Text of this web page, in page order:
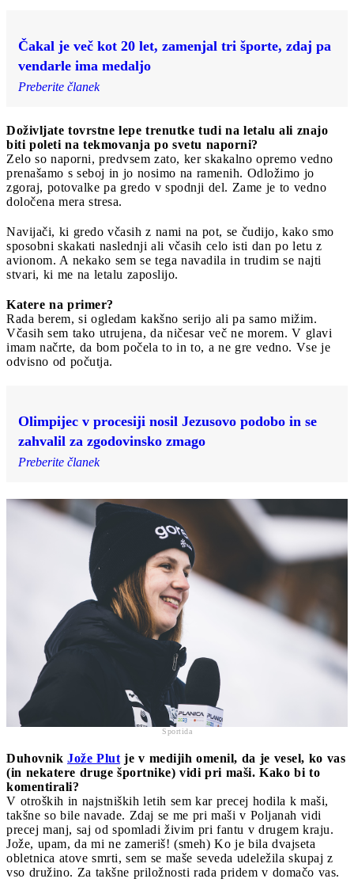
Čakal je več kot 20 let, zamenjal tri športe, zdaj pa
vendarle ima medaljo
Preberite članek
Doživljate tovrstne lepe trenutke tudi na letalu ali znajo
biti poleti na tekmovanja po svetu naporni?
Zelo so naporni, predvsem zato, ker skakalno opremo vedno
prenašamo s seboj in jo nosimo na ramenih. Odložimo jo
zgoraj, potovalke pa gredo v spodnji del. Zame je to vedno
določena mera stresa.
Navijači, ki gredo včasih z nami na pot, se čudijo, kako smo
sposobni skakati naslednji ali včasih celo isti dan po letu z
avionom. A nekako sem se tega navadila in trudim se najti
stvari, ki me na letalu zaposlijo.
Katere na primer?
Rada berem, si ogledam kakšno serijo ali pa samo mižim.
Včasih sem tako utrujena, da ničesar več ne morem. V glavi
imam načrte, da bom počela to in to, a ne gre vedno. Vse je
odvisno od počutja.
Olimpijec v procesiji nosil Jezusovo podobo in se
zahvalil za zgodovinsko zmago
Preberite članek
Sportida
Duhovnik Jože Plut je v medijih omenil, da je vesel, ko vas
(in nekatere druge športnike) vidi pri maši. Kako bi to
komentirali?
V otroških in najstniških letih sem kar precej hodila k maši,
takšne so bile navade. Zdaj se me pri maši v Poljanah vidi
precej manj, saj od spomladi živim pri fantu v drugem kraju.
Jože, upam, da mi ne zameriš! (smeh) Ko je bila dvajseta
obletnica atove smrti, sem se maše seveda udeležila skupaj z
vso družino. Za takšne priložnosti rada pridem v domačo vas.